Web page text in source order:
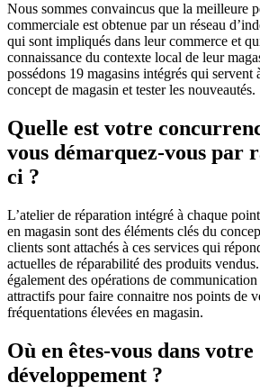
Nous sommes convaincus que la meilleure
commerciale est obtenue par un réseau
qui sont impliqués dans leur commerce et
connaissance du contexte local de leur
possédons 19 magasins intégrés qui servent
concept de magasin et tester les nouveautés.
Quelle est votre
vous démarquez-vous par
ci ?
L’atelier de réparation intégré à chaque
en magasin sont des éléments clés du
clients sont attachés à ces services qui
actuelles de réparabilité des produits
également des opérations de
attractifs pour faire connaitre nos points de
fréquentations élevées en magasin.
Où en êtes-vous dans votre
développement ?